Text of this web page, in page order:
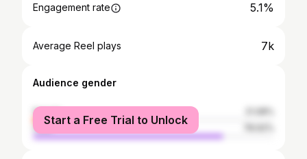
Engagement rate 5.1%
Average Reel plays 7k
Audience gender
female
male
Start a Free Trial to Unlock